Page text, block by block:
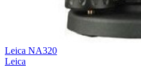
Leica NA320
Leica